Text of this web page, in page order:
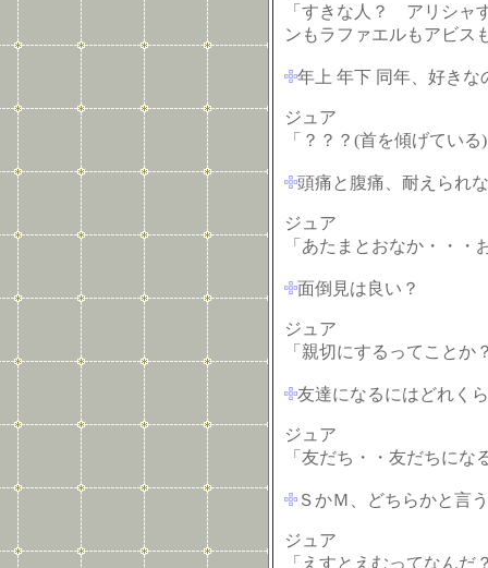
「すきな人？ アリシャ
ンもラファエルもアビス
年上 年下 同年、好きな
ジュア
「？？？(首を傾げてい
頭痛と腹痛、耐えられ
ジュア
「あたまとおなか・・
面倒見は良い？
ジュア
「親切にするってこと
友達になるにはどれく
ジュア
「友だち・・友だちに
ＳかＭ、どちらかと言
ジュア
「えすとえむってなん